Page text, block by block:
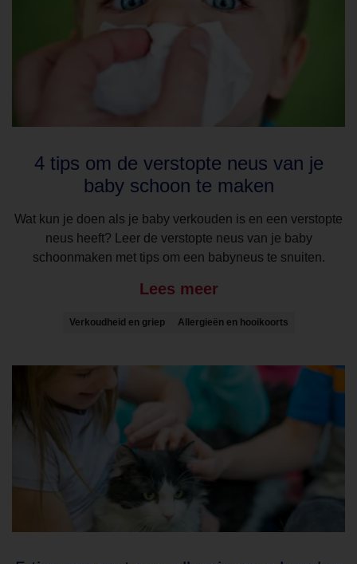
4 tips om de verstopte neus van je
baby schoon te maken
Wat kun je doen als je baby verkouden is en een verstopte
neus heeft? Leer de verstopte neus van je baby
schoonmaken met tips om een babyneus te snuiten.
Lees meer
Verkoudheid en griep Allergieën en hooikoorts